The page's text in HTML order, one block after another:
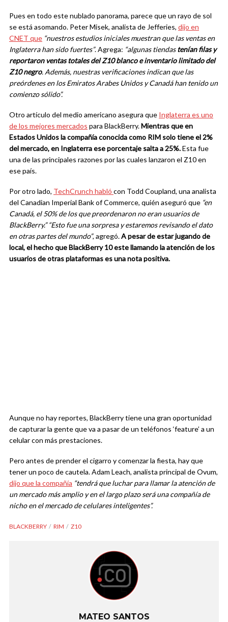
Pues en todo este nublado panorama, parece que un rayo de sol
se está asomando. Peter Misek, analista de Jefferies, dijo en
CNET que “nuestros estudios iniciales muestran que las ventas en
Inglaterra han sido fuertes”. Agrega: “algunas tiendastenían filas y
reportaron ventas totales del Z10 blanco e inventario limitado del
Z10 negro. Además, nuestras verificaciones indican que las
preórdenes en los Emiratos Arabes Unidos y Canadá han tenido un
comienzo sólido”.
Otro artículo del medio americano asegura que Inglaterra es uno
de los mejores mercados para BlackBerry.Mientras que en
Estados Unidos la compañía conocida como RIM solo tiene el 2%
del mercado, en Inglaterra ese porcentaje salta a 25%.Esta fue
una de las principales razones por las cuales lanzaron el Z10 en
ese país.
Por otro lado, TechCrunch habló con Todd Coupland, una analista
del Canadian Imperial Bank of Commerce, quién aseguró que “en
Canadá, el 50% de los que preordenaron no eran usuarios de
BlackBerry.” “Esto fue una sorpresa y estaremos revisando el dato
en otras partes del mundo”, agregó.A pesar de estar jugando de
local, el hecho que BlackBerry 10 este llamando la atención de los
usuarios de otras plataformas es una nota positiva.
Aunque no hay reportes, BlackBerry tiene una gran oportunidad
de capturar la gente que va a pasar de un teléfonos ‘feature’ a un
celular con más prestaciones.
Pero antes de prender el cigarro y comenzar la fiesta, hay que
tener un poco de cautela. Adam Leach, analista principal de Ovum,
dijo que la compañía “tendrá que luchar para llamar la atención de
un mercado más amplio y en el largo plazo será una compañía de
nicho en el mercado de celulares inteligentes”.
BLACKBERRY RIM Z10
MATEO SANTOS